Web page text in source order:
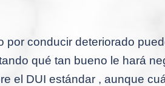
por conducir deteriorado
qué tan bueno le hará
el DUI estándar , aunque